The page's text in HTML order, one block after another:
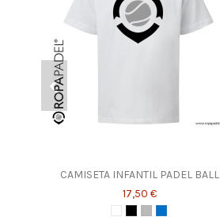
CAMISETA INFANTIL PADEL BALL
17,50 €